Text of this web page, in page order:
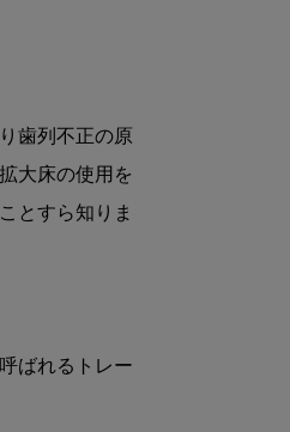
歯列不正の原
大床の使用を
とすら知りま
ばれるトレー